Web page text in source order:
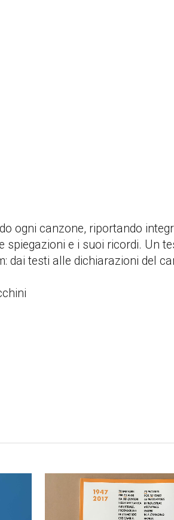
ogni canzone, riportando
e i suoi ricordi. Un
dai testi alle dichiarazioni del